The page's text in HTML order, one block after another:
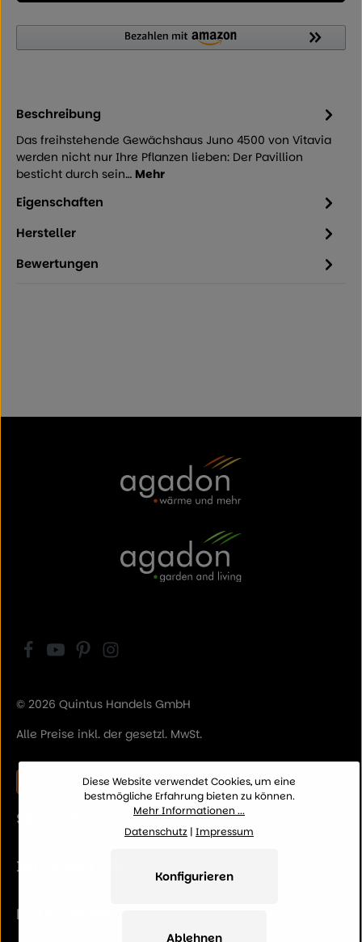
Beschreibung
Das freihstehende Gewächshaus Juno 4500 von Vitavia
werden nicht nur Ihre Pflanzen lieben: Der Pavillion
besticht durch sein… Mehr
Eigenschaften
Hersteller
Bewertungen
© 2026 Quintus Handels GmbH
Alle Preise inkl. der gesetzl. MwSt.
Vertrag widerrufen
SERVICE
INFORMATION
KATEGORIEN
Diese Website verwendet Cookies, um eine
bestmögliche Erfahrung bieten zu können.
Mehr Informationen ...
Datenschutz | Impressum
Ablehnen
Konfigurieren